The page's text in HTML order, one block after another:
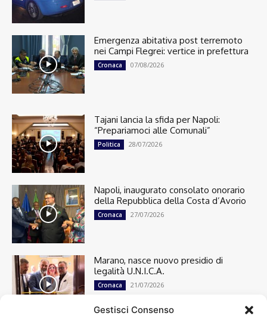
Gestisci Consenso
Emergenza abitativa post terremoto
nei Campi Flegrei: vertice in prefettura
Cronaca 07/08/2026
Tajani lancia la sfida per Napoli:
“Prepariamoci alle Comunali”
Politica 28/07/2026
Napoli, inaugurato consolato onorario
della Repubblica della Costa d’Avorio
Cronaca 27/07/2026
Marano, nasce nuovo presidio di
legalità U.N.I.C.A.
Cronaca 21/07/2026